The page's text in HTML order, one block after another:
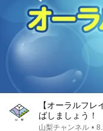
【オーラルフ
ばしましょう！
山梨チャンネル •